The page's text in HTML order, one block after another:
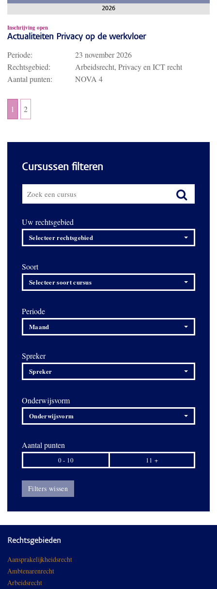
2026
Inschrijving open
Actualiteiten Privacy op de werkvloer
Periode:
23 november 2026
Rechtsgebied:
Arbeidsrecht, Privacy en ICT recht
Aantal punten:
NOVA 4
1 2
Cursussen filteren
Uw rechtsgebied
Selecteer rechtsgebied
Soort
Selecteer soort cursus
Periode
Maand
Spreker
Spreker
Onderwijsvorm
Onderwijsvorm
Aantal punten
0 - 10 11 +
Filters wissen
Rechtsgebieden
Aansprakelijkheidsrecht
Ambtenarenrecht
Arbeidsrecht